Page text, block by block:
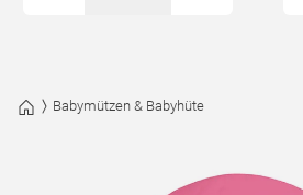
Babymützen & Babyhüte